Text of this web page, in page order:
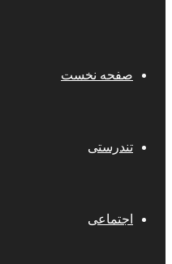
صفحه نخست
تندرستی
اجتماعی